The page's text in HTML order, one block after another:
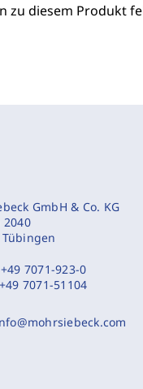
zu diesem Produkt
GmbH & Co. KG
2040
Tübingen
+49 7071-923-0
+49 7071-51104